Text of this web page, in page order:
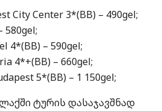
City Center 3*(BB) – 490gel;
580gel;
4*(BB) – 590gel;
4*+(BB) – 660gel;
5*(BB) – 1 150gel;
ტურის დასაჯავშნად